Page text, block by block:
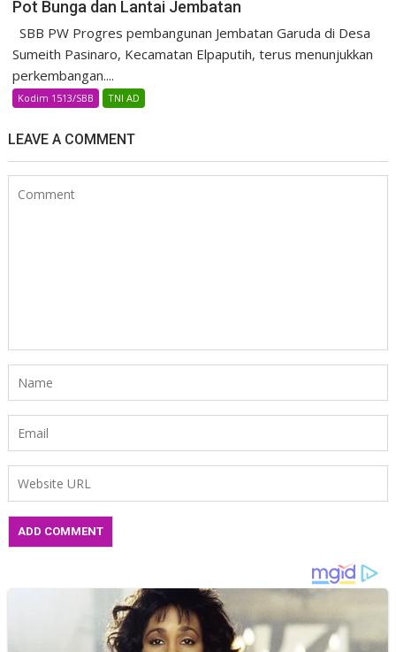
Pot Bunga dan Lantai Jembatan
SBB PW Progres pembangunan Jembatan Garuda di Desa
Sumeith Pasinaro, Kecamatan Elpaputih, terus menunjukkan
perkembangan....
Kodim 1513/SBB TNI AD
LEAVE A COMMENT